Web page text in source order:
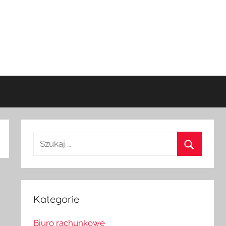
Szukaj:
Kategorie
Biuro rachunkowe